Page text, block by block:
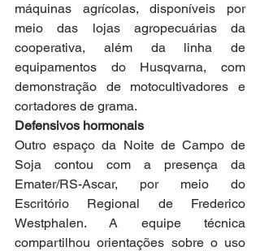
máquinas agrícolas, disponíveis por
meio das lojas agropecuárias da
cooperativa, além da linha de
equipamentos do Husqvarna, com
demonstração de motocultivadores e
cortadores de grama.
Defensivos hormonais
Outro espaço da Noite de Campo de
Soja contou com a presença da
Emater/RS-Ascar, por meio do
Escritório Regional de Frederico
Westphalen. A equipe técnica
compartilhou orientações sobre o uso